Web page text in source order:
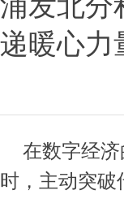
递暖心力
在数字经
时，主动突破